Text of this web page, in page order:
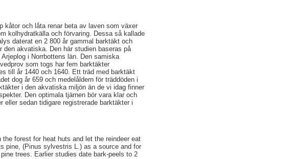
kåtor och låta renar beta av laven som växer
kolhydratkälla och förvaring. Dessa så kallade
daterat en 2 800 år gammal barktäkt och
akvatiska. Den här studien baseras på
i Norrbottens län. Den samiska
som togs har fem barktäkter
till år 1440 och 1640. Ett träd med barktäkt
dog år 659 och medelåldern för träddöden i
i den akvatiska miljön än de vi idag finner
Den optimala tjärnen bör vara klar och
sedan tidigare registrerade barktäkter i
forest for heat huts and let the reindeer eat
pine, (Pinus sylvestris L.) as a source and for
trees. Earlier studies date bark-peels to 2